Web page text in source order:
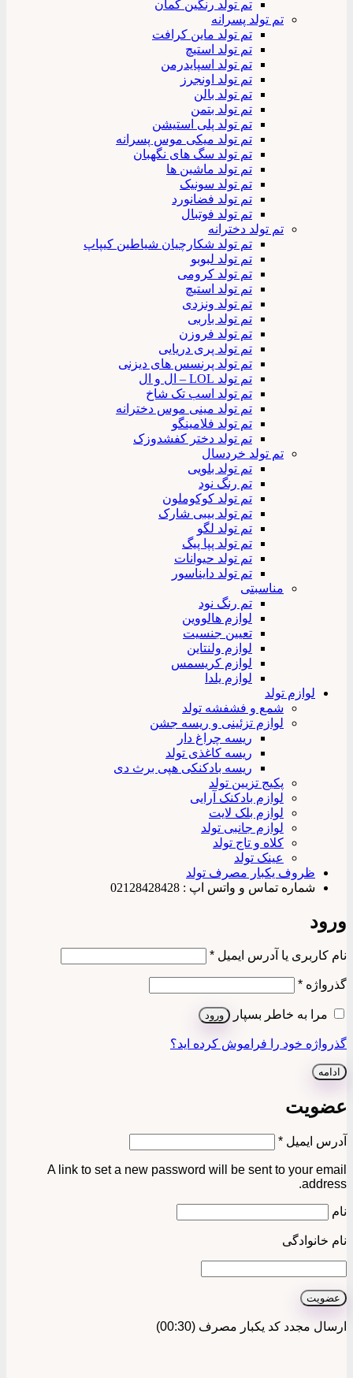
تم تولد رنگین کمان
تم تولد پسرانه
تم تولد ماین کرافت
تم تولد استیچ
تم تولد اسپایدرمن
تم تولد اونجرز
تم تولد بالن
تم تولد بتمن
تم تولد پلی استیشن
تم تولد میکی موس پسرانه
تم تولد سگ های نگهبان
تم تولد ماشین ها
تم تولد سونیک
تم تولد فضانورد
تم تولد فوتبال
تم تولد دخترانه
تم تولد شکارچیان شیاطین کیپاپ
تم تولد لبوبو
تم تولد کرومی
تم تولد استیچ
تم تولد ونزدی
تم تولد باربی
تم تولد فروزن
تم تولد پری دریایی
تم تولد پرنسس های دیزنی
تم تولد LOL – ال و ال
تم تولد اسب تک شاخ
تم تولد مینی موس دخترانه
تم تولد فلامینگو
تم تولد دختر کفشدوزک
تم تولد خردسال
تم تولد بلویی
تم رنگ نود
تم تولد کوکوملون
تم تولد بیبی شارک
تم تولد لگو
تم تولد پپا پیگ
تم تولد حیوانات
تم تولد دایناسور
مناسبتی
تم رنگ نود
لوازم هالووین
تعیین جنسیت
لوازم ولنتاین
لوازم کریسمس
لوازم یلدا
لوازم تولد
شمع و فشفشه تولد
لوازم تزئینی و ریسه جشن
ریسه چراغ دار
ریسه کاغذی تولد
ریسه بادکنکی هپی برث دی
پکیج تزیین تولد
لوازم بادکنک آرایی
لوازم بلک لایت
لوازم جانبی تولد
کلاه و تاج تولد
عینک تولد
ظروف یکبار مصرف تولد
شماره تماس و واتس اپ : 02128428428
ورود
نام کاربری یا آدرس ایمیل *الزامی
گذرواژه *الزامی
مرا به خاطر بسپار ورود
گذرواژه خود را فراموش کرده اید؟
ادامه
عضویت
آدرس ایمیل *الزامی
A link to set a new password will be sent to your email
address.
نام
نام خانوادگی
عضویت
ارسال مجدد کد یکبار مصرف (00:
30
)